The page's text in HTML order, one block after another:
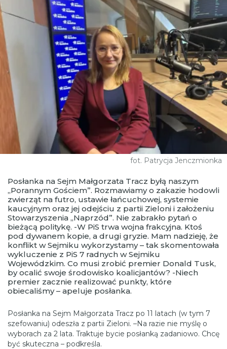
fot. Patrycja Jenczmionka
Posłanka na Sejm Małgorzata Tracz byłą naszym
„Porannym Gościem”. Rozmawiamy o zakazie hodowli
zwierząt na futro, ustawie łańcuchowej, systemie
kaucyjnym oraz jej odejściu z partii Zieloni i założeniu
Stowarzyszenia „Naprzód”. Nie zabrakło pytań o
bieżącą politykę. -W PiS trwa wojna frakcyjna. Ktoś
pod dywanem kopie, a drugi gryzie. Mam nadzieję, że
konflikt w Sejmiku wykorzystamy – tak skomentowała
wykluczenie z PiS 7 radnych w Sejmiku
Wojewódzkim. Co musi zrobić premier Donald Tusk,
by ocalić swoje środowisko koalicjantów? -Niech
premier zacznie realizować punkty, które
obiecaliśmy – apeluje posłanka.
Posłanka na Sejm Małgorzata Tracz po 11 latach (w tym 7
szefowaniu) odeszła z partii Zieloni. –Na razie nie myślę o
wyborach za 2 lata. Traktuje bycie posłanką zadaniowo. Chcę
być skuteczna – podkreśla.